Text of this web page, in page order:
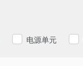
电源单元